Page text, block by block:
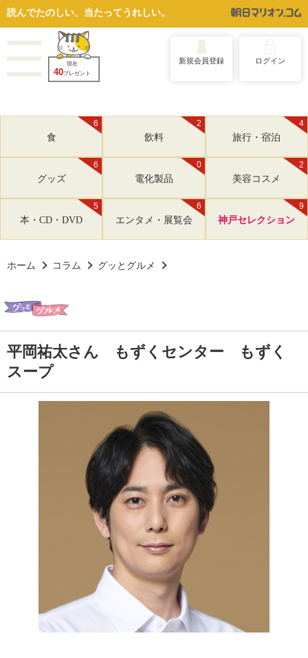
読んでたのしい、当たってうれしい。
現在
40プレゼント
新規会員登録 ログイン
6
食
2
飲料
4
旅行・宿泊
6
グッズ
0
電化製品
2
美容コスメ
5
本・CD・DVD
6
エンタメ・展覧会
9
神戸セレクション
ホーム コラム グッとグルメ
平岡祐太さん もずくセンター もずく
スープ